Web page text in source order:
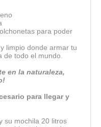
para poder
limpio donde armar tu
todo el mundo.
en la naturaleza,
para llegar y
su mochila 20 litros